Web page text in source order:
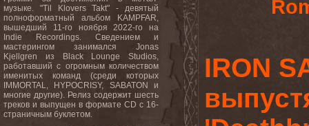
музыке. "Til Klovers Takt" - девятый
полноформатный альбом KAMPFAR,
вышедший 11-го ноября 2022-го на
Indie Recordings. Сведением и
мастерингом занимался Jonas
Kjellgren из Black Lounge Studios,
работавший с огромным количеством
именитых команд (среди которых
IMMORTAL, HYPOCRISY, SABATON и
многие другие). Релиз содержит шесть
треков и выпущен в формате CD с 16-
страничным буклетом.
IRON